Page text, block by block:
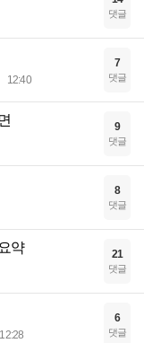
댓글
12:40
7
댓글
9
댓글
8
댓글
약 21
댓글
12:28
6
댓글